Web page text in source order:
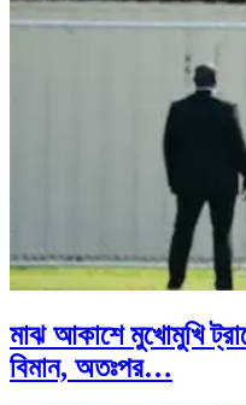
মাঝ আকাশে মুখোমুখি
বিমান, অতঃপর…